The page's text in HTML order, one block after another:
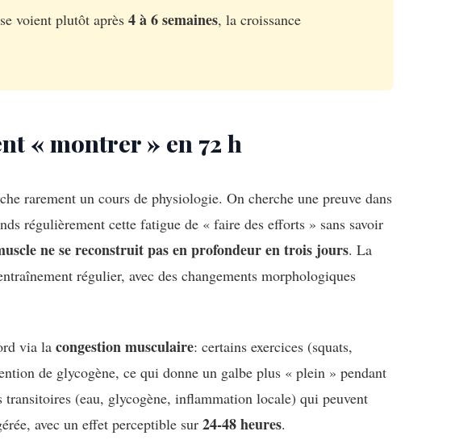
voient plutôt après 4 à 6 semaines, la croissance
« montrer » en 72 h
rarement un cours de physiologie. On cherche une preuve dans
régulièrement cette fatigue de « faire des efforts » sans savoir
ne se reconstruit pas en profondeur en trois jours. La
régulier, avec des changements morphologiques
via la congestion musculaire: certains exercices (squats,
de glycogène, ce qui donne un galbe plus « plein » pendant
(eau, glycogène, inflammation locale) qui peuvent
avec un effet perceptible sur 24-48 heures.